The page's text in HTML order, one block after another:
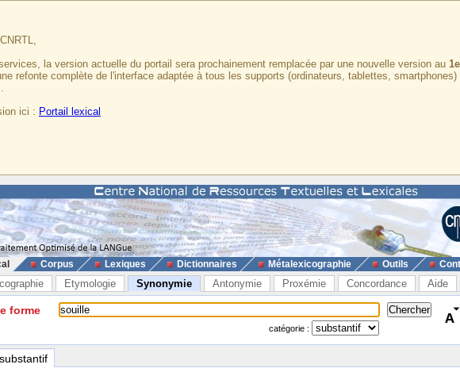
la version actuelle du portail sera prochainement remplacée par une nouvelle version au
refonte complète de l'interface adaptée à tous les supports (ordinateurs, tablettes,
ici : Portail lexical
Corpus Lexiques Dictionnaires Métalexicographie Outils
Etymologie Synonymie Antonymie Proxémie Concordance Aide
forme
catégorie :
, substantif